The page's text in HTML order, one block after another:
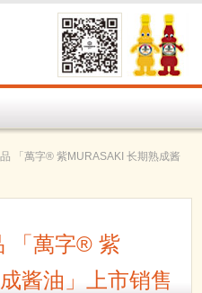
「萬字® 紫MURASAKI 长期熟成酱
「萬字® 紫
酱油」上市销售